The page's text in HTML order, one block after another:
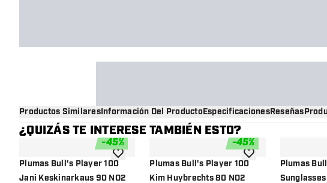
Productos SimilaresInformación Del ProductoEspecificacionesReseñas
¿QUIZÁS TE INTERESE TAMBIÉN ESTO?
-45%
Plumas Bull's Player 100
Jani Keskinarkaus 90 NO2
añadir a la lista de deseos
-45%
Plumas Bull's Player 100
Kim Huybrechts 80 NO2
añadir a la lista de
Plumas